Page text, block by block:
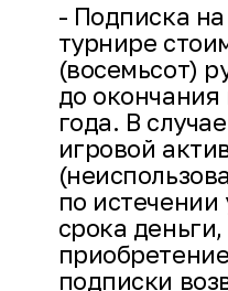
- Подписка на
турнире
(восемьсот)
до
года. В
игровой
по
срока
подписки